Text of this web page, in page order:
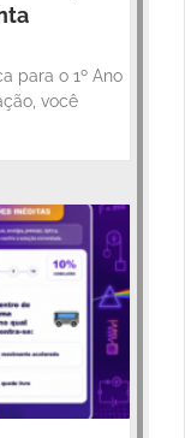
para o 1º Ano
você